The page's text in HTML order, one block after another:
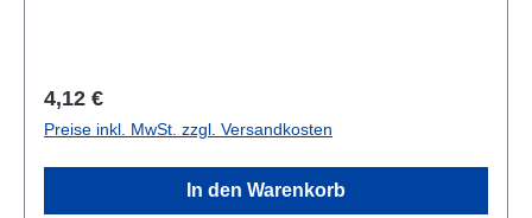
Regulärer Preis:
4,12 €
Preise inkl. MwSt. zzgl. Versandkosten
In den Warenkorb